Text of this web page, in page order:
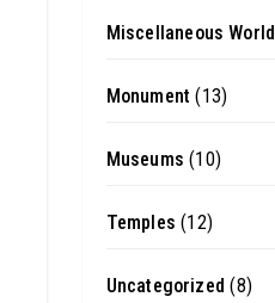
Miscellaneous World
Monument (13)
Museums (10)
Temples (12)
Uncategorized (8)